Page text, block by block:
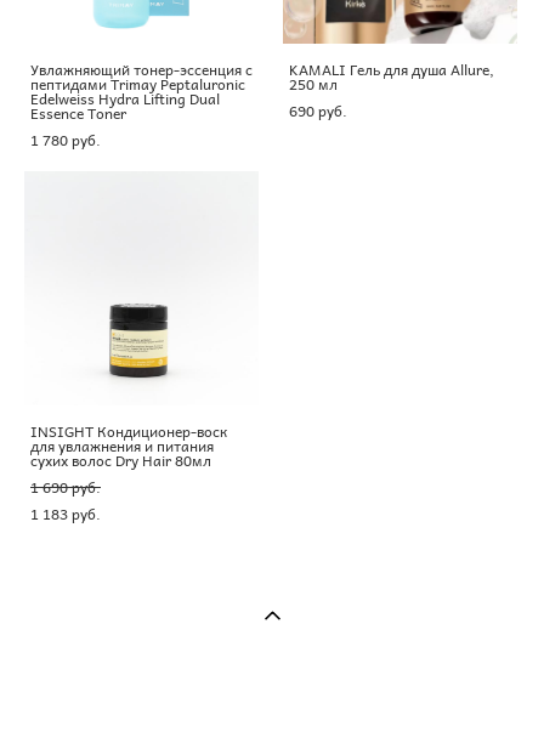
Увлажняющий тонер-эссенция с
пептидами Trimay Peptaluronic
Edelweiss Hydra Lifting Dual
Essence Toner
1 780 pуб.
KAMALI Гель для душа Allure,
250 мл
690 pуб.
INSIGHT Кондиционер-воск
для увлажнения и питания
сухих волос Dry Hair 80мл
1 690 pуб.
1 183 pуб.